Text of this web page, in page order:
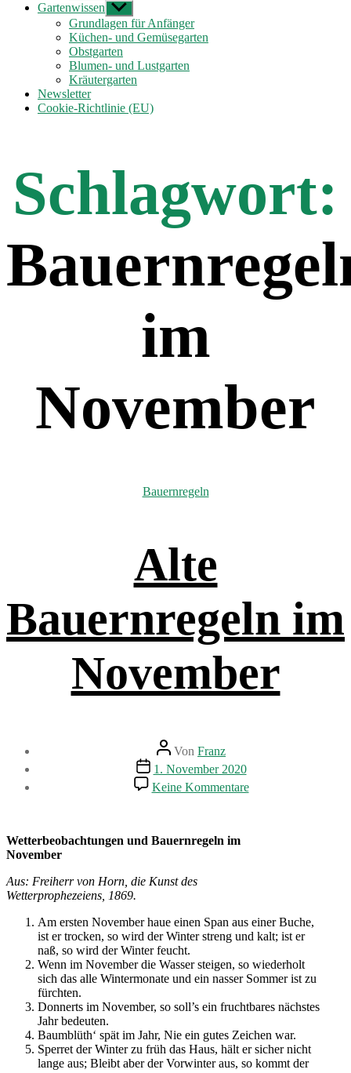
Gartenwissen Untermenü
anzeigen
Grundlagen für Anfänger
Küchen- und Gemüsegarten
Obstgarten
Blumen- und Lustgarten
Kräutergarten
Newsletter
Cookie-Richtlinie (EU)
Schlagwort:
im
November
Kategorien
Bauernregeln
Alte
Bauernregeln im
November
Beitragsautor
Von Franz
Beitragsdatum
1. November 2020
Keine Kommentarezu
Alte
Wetterbeobachtungen und Bauernregeln im
November
Aus: Freiherr von Horn, die Kunst des
Wetterprophezeiens, 1869.
Am ersten November haue einen Span aus einer Buche,
ist er trocken, so wird der Winter streng und kalt; ist er
naß, so wird der Winter feucht.
Wenn im November die Wasser steigen, so wiederholt
sich das alle Wintermonate und ein nasser Sommer ist zu
fürchten.
Donnerts im November, so soll’s ein fruchtbares nächstes
Jahr bedeuten.
Baumblüth‘ spät im Jahr, Nie ein gutes Zeichen war.
Sperret der Winter zu früh das Haus, hält er sicher nicht
lange aus; Bleibt aber der Vorwinter aus, so kommt der